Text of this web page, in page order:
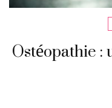
Ostéopathie